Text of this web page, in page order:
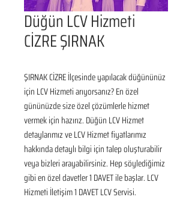
Düğün LCV Hizmeti
CİZRE ŞIRNAK
ŞIRNAK CİZRE İlçesinde yapılacak düğününüz
için LCV Hizmeti arıyorsanız? En özel
gününüzde size özel çözümlerle hizmet
vermek için hazırız. Düğün LCV Hizmet
detaylarımız ve LCV Hizmet fiyatlarımız
hakkında detaylı bilgi için talep oluşturabilir
veya bizleri arayabilirsiniz. Hep söylediğimiz
gibi en özel davetler 1 DAVET ile başlar. LCV
Hizmeti İletişim 1 DAVET LCV Servisi.